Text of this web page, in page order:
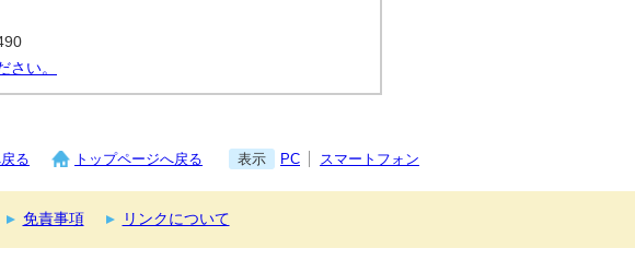
さい。
る トップページへ戻る 表示 PC スマートフォン
免責事項 リンクについて